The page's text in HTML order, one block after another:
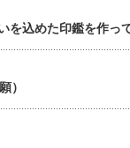
込めた印鑑を作っ
）